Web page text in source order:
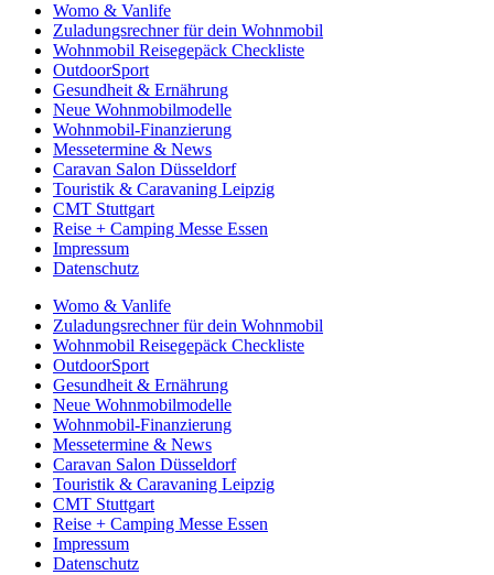
Womo & Vanlife
Zuladungsrechner für dein Wohnmobil
Wohnmobil Reisegepäck Checkliste
OutdoorSport
Gesundheit & Ernährung
Neue Wohnmobilmodelle
Wohnmobil-Finanzierung
Messetermine & News
Caravan Salon Düsseldorf
Touristik & Caravaning Leipzig
CMT Stuttgart
Reise + Camping Messe Essen
Impressum
Datenschutz
Womo & Vanlife
Zuladungsrechner für dein Wohnmobil
Wohnmobil Reisegepäck Checkliste
OutdoorSport
Gesundheit & Ernährung
Neue Wohnmobilmodelle
Wohnmobil-Finanzierung
Messetermine & News
Caravan Salon Düsseldorf
Touristik & Caravaning Leipzig
CMT Stuttgart
Reise + Camping Messe Essen
Impressum
Datenschutz